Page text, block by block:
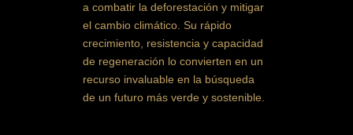
a combatir la deforestación y mitigar
el cambio climático. Su rápido
crecimiento, resistencia y capacidad
de regeneración lo convierten en un
recurso invaluable en la búsqueda
de un futuro más verde y sostenible.